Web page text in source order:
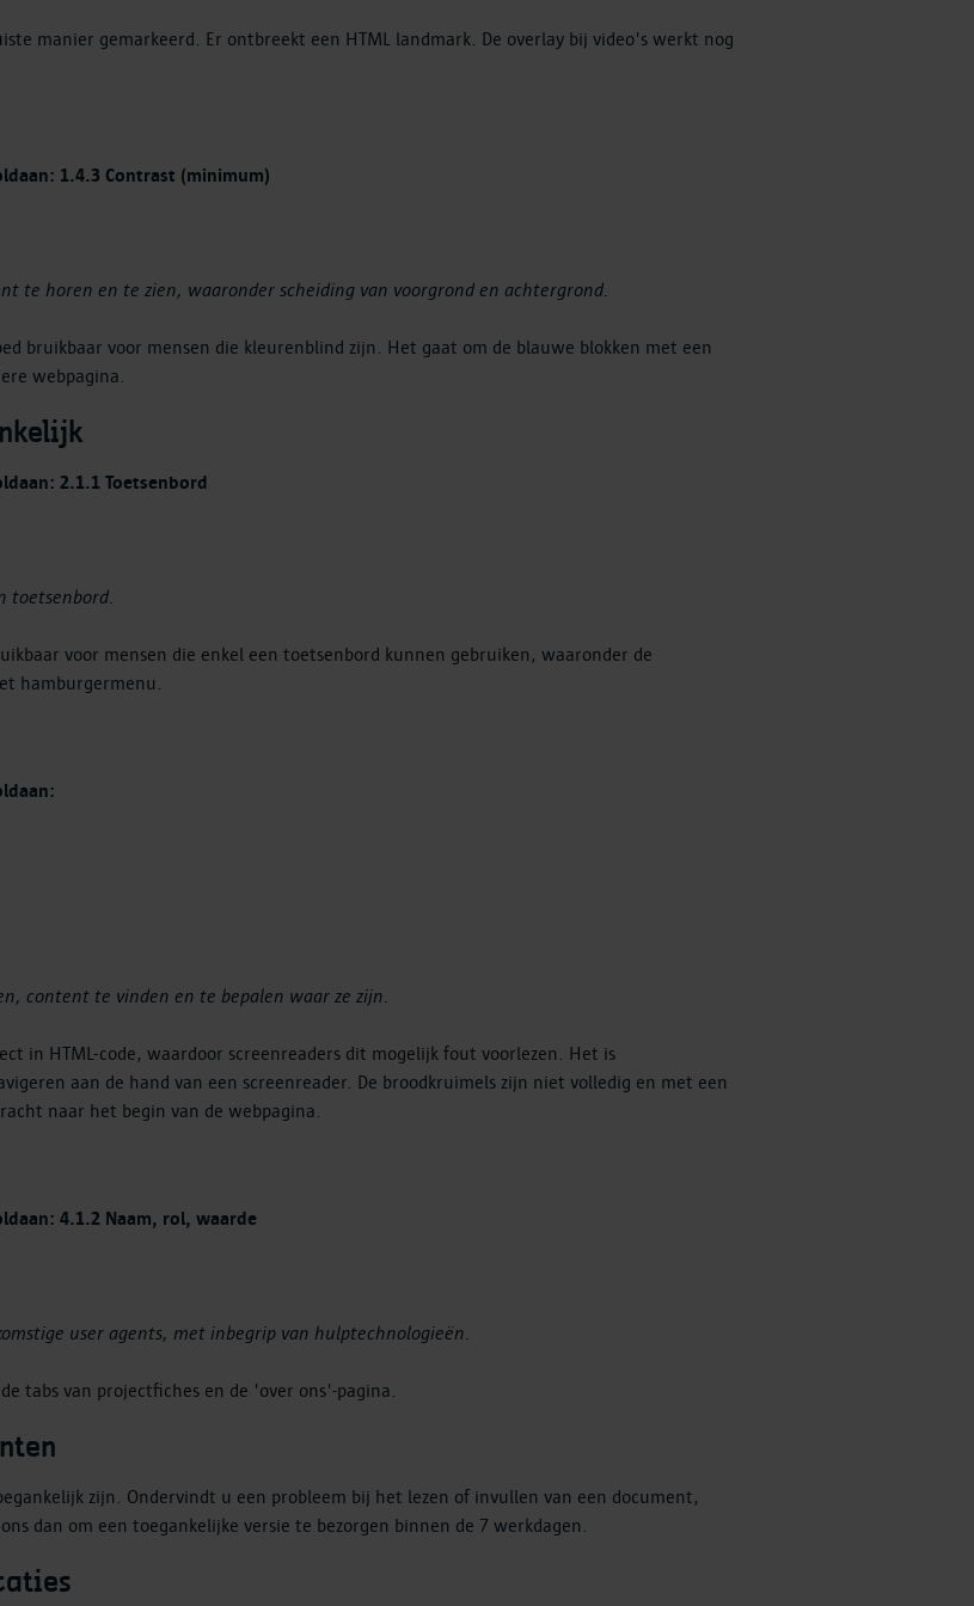
manier gemarkeerd. Er ontbreekt een HTML landmark. De overlay bij video's werkt nog
1.4.3 Contrast (minimum)
te horen en te zien, waaronder scheiding van voorgrond en achtergrond.
bruikbaar voor mensen die kleurenblind zijn. Het gaat om de blauwe blokken met een
webpagina.
2.1.1 Toetsenbord
toetsenbord.
voor mensen die enkel een toetsenbord kunnen gebruiken, waaronder de
hamburgermenu.
content te vinden en te bepalen waar ze zijn.
in HTML-code, waardoor screenreaders dit mogelijk fout voorlezen. Het is
aan de hand van een screenreader. De broodkruimels zijn niet volledig en met een
naar het begin van de webpagina.
4.1.2 Naam, rol, waarde
user agents, met inbegrip van hulptechnologieën.
tabs van projectfiches en de 'over ons'-pagina.
zijn. Ondervindt u een probleem bij het lezen of invullen van een document,
dan om een toegankelijke versie te bezorgen binnen de 7 werkdagen.